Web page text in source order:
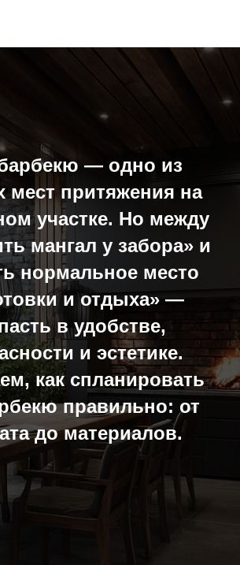
— одно из
мест притяжения на
участке. Но между
мангал у забора» и
нормальное место
и отдыха» —
в удобстве,
и эстетике.
как спланировать
правильно: от
до материалов.